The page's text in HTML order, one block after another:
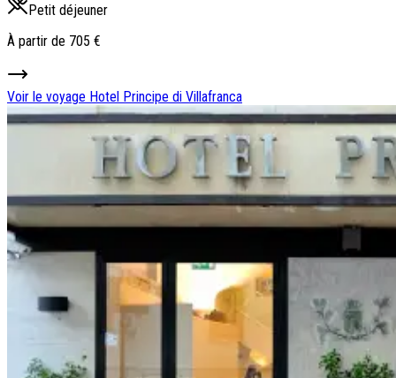
Petit déjeuner
À partir de 705 €
Voir le voyage Hotel Principe di Villafranca